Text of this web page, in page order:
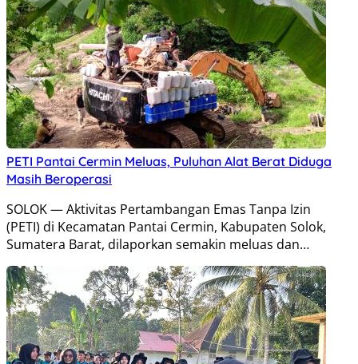
PETI Pantai Cermin Meluas, Puluhan Alat Berat Diduga
Masih Beroperasi
SOLOK — Aktivitas Pertambangan Emas Tanpa Izin
(PETI) di Kecamatan Pantai Cermin, Kabupaten Solok,
Sumatera Barat, dilaporkan semakin meluas dan…